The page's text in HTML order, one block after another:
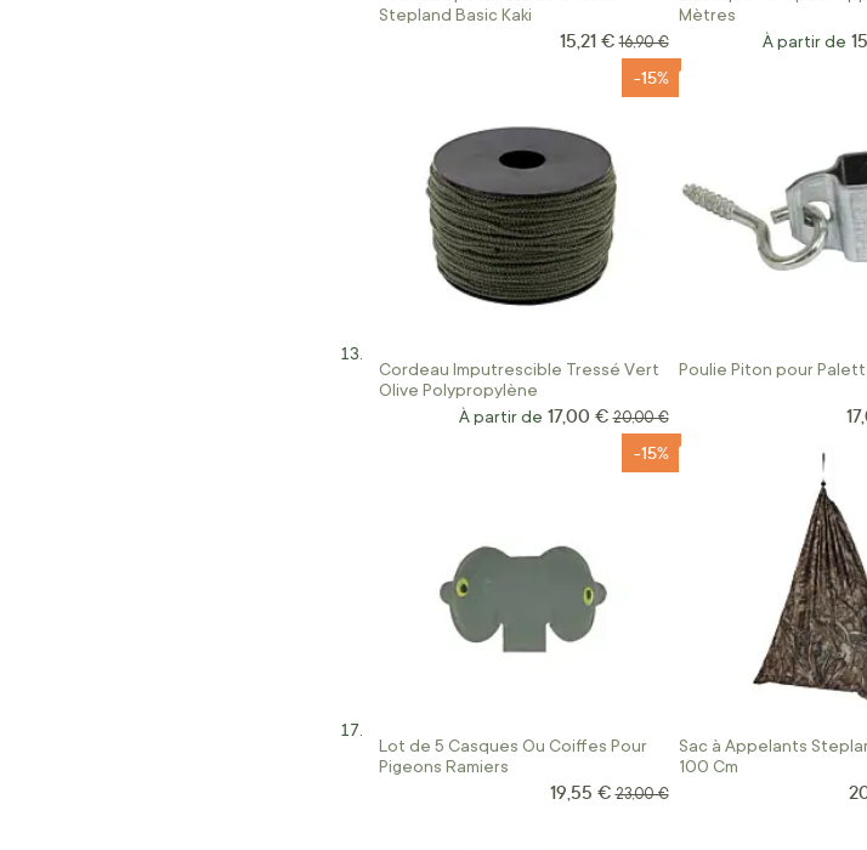
Stepland Basic Kaki
Prix Spécial
15,21 € Prix normal
16,90 €
Mètres
À partir de
Cordeau Imputrescible Tressé Vert
Olive Polypropylène
-15%
À partir de 17,00 € Prix normal
20,00 €
Poulie Piton pour
Lot de 5 Casques Ou Coiffes Pour
Pigeons Ramiers
-15%
Prix Spécial
19,55 € Prix normal
23,00 €
Sac à Appelants
100 Cm